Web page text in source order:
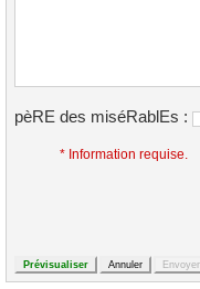
pèRE des miséRablEs :
* Information requise.